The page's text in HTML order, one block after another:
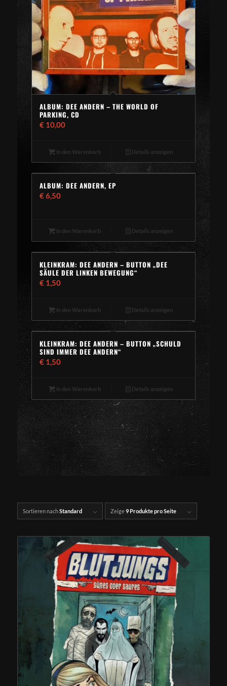
ALBUM: DEE ANDERN – THE WORLD OF
PARKING, CD
€ 10,00
In den Warenkorb Details anzeigen
ALBUM: DEE ANDERN, EP
€6,50
In den Warenkorb Details anzeigen
KLEINKRAM: DEE ANDERN – BUTTON „DEE
SÄULE DER LINKEN BEWEGUNG“
€ 1,50
In den Warenkorb Details anzeigen
KLEINKRAM: DEE ANDERN – BUTTON „SCHULD
SIND IMMER DEE ANDERN“
€ 1,50
In den Warenkorb Details anzeigen
Sortieren nachStandard Zeige9 Produkte pro Seite